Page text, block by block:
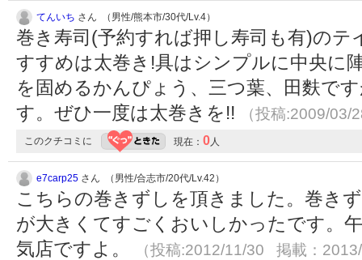
てんいち さん （男性/熊本市/30代/Lv.4）
巻き寿司(予約すれば押し寿司も有)のテ
すすめは太巻き!具はシンプルに中央に
を固めるかんぴょう、三つ葉、田麩で
す。ぜひ一度は太巻きを!!
（投稿:2009/
このクチコミに 現在： 0 人
e7carp25 さん （男性/合志市/20代/Lv.42）
こちらの巻きずしを頂きました。巻き
が大きくてすごくおいしかったです。
気店ですよ。
（投稿:2012/11/30 掲載：